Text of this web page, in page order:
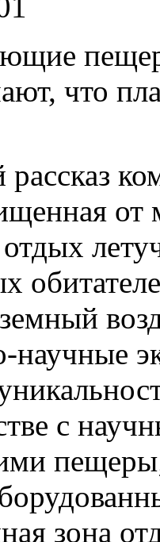
что
от
научные
с
зона